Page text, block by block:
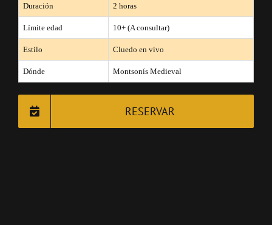
Duración 2 horas
Límite edad 10+ (A consultar)
Estilo Cluedo en vivo
Dónde Montsonís Medieval
RESERVAR